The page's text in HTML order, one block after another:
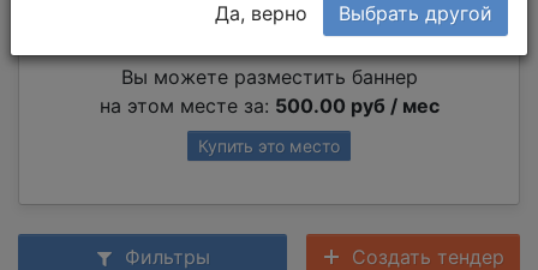
Вы можете разместить баннер
на этом месте за: 500.00 руб / мес
Купить это место
Фильтры Создать тендер
Да, верно Выбрать другой